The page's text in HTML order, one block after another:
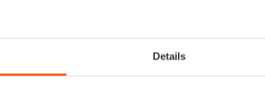
Details